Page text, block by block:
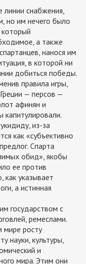
линии снабжения,
но им нечего было
а также
нанося им
в которой ни
добиться победы.
правила игры,
— персов —
афинян и
из-за
как «субъективно
Спарта
обид», якобы
ее против
как указывает
а истинная
государством с
ремеслами.
мире росту
науки, культуры,
и
мира. Этим они